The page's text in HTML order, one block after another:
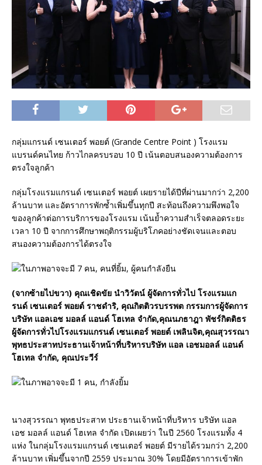
กลุ่มแกรนด์ เซนเตอร์ พอยต์ (Grande Centre Point ) โรงแรม
แบรนด์คนไทย ก้าวไกลครบรอบ 10 ปี เน้นตอบสนองความต้องการ
ตรงใจลูกค้า
กลุ่มโรงแรมแกรนด์ เซนเตอร์ พอยต์ เผยรายได้ปีที่ผ่านมากว่า 2,200
ล้านบาท และอัตราการพักซ้ำเพิ่มขึ้นทุกปี สะท้อนถึงความพึงพอใจ
ของลูกค้าต่อการบริการของโรงแรม เน้นย้ำความสำเร็จตลอดระยะ
เวลา 10 ปี จากการศึกษาพฤติกรรมผู้บริโภคอย่างชัดเจนและตอบ
สนองความต้องการได้ตรงใจ
(จากซ้ายไปขวา) คุณเชิดขัย นำวิวัตน์ ผู้จัดการทั่วไป โรงแรมแก
รนด์ เซนเตอร์ พอยต์ ราชดำริ, คุณกิตติวรบรรพต กรรมการผู้จัดการ
บริษัท แอลเอช มอลล์ แอนด์ โฮเทล จำกัด,คุณนภธาฎา พัชร์กิตติธร
ผู้จัดการทั่วไปโรงแรมแกรนด์ เซนเตอร์ พอยต์ เพลินจิต,คุณสุวรรณา
พุทธประสาทประธานเจ้าหน้าที่บริหารบริษัท แอล เอชมอลล์ แอนด์
โฮเทล จำกัด, คุณประวีร์
นางสุวรรณา พุทธประสาท ประธานเจ้าหน้าที่บริหาร บริษัท แอล
เอช มอลล์ แอนด์ โฮเทล จำกัด เปิดเผยว่า ในปี 2560 โรงแรมทั้ง 4
แห่ง ในกลุ่มโรงแรมแกรนด์ เซนเตอร์ พอยต์ มีรายได้รวมกว่า 2,200
ล้านบาท เพิ่มขึ้นจากปี 2559 ประมาณ 30% โดยมีอัตราการเข้าพัก